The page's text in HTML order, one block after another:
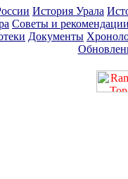
История Урала
Советы и
Документы